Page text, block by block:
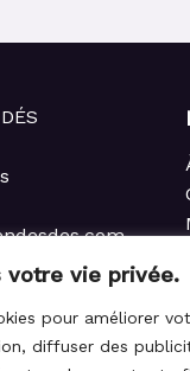
votre vie privée.
pour améliorer
diffuser des